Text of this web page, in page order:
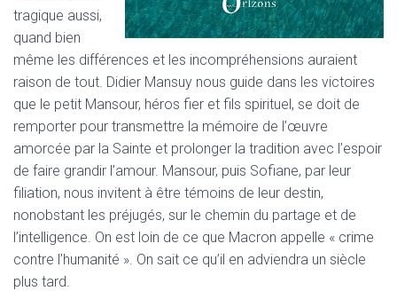
tragique aussi,
quand bien
même les différences et les incompréhensions auraient
raison de tout. Didier Mansuy nous guide dans les victoires
que le petit Mansour, héros fier et fils spirituel, se doit de
remporter pour transmettre la mémoire de l’œuvre
amorcée par la Sainte et prolonger la tradition avec l’espoir
de faire grandir l’amour. Mansour, puis Sofiane, par leur
filiation, nous invitent à être témoins de leur destin,
nonobstant les préjugés, sur le chemin du partage et de
l’intelligence. On est loin de ce que Macron appelle « crime
contre l’humanité ». On sait ce qu’il en adviendra un siècle
plus tard.